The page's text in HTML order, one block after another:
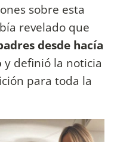
sobre esta
revelado que
desde hacía
y definió la noticia
para toda la